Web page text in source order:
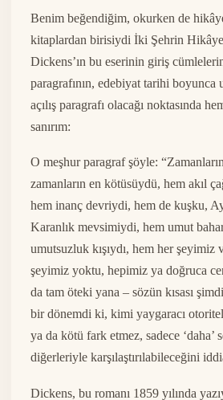
Benim beğendiğim, okurken de
kitaplardan birisiydi İki Şehrin
Dickens’ın bu eserinin giriş
paragrafının, edebiyat tarihi
açılış paragrafı olacağı noktasında
sanırım:
O meşhur paragraf şöyle:
zamanların en kötüsüydü, hem akıl
hem inanç devriydi, hem de kuşku,
Karanlık mevsimiydi, hem umut
umutsuzluk kışıydı, hem her şeyimiz
şeyimiz yoktu, hepimiz ya doğruca
da tam öteki yana – sözün kısası
bir dönemdi ki, kimi yaygaracı
ya da kötü fark etmez, sadece ‘daha’
diğerleriyle karşılaştırılabileceğini
Dickens, bu romanı 1859 yılında